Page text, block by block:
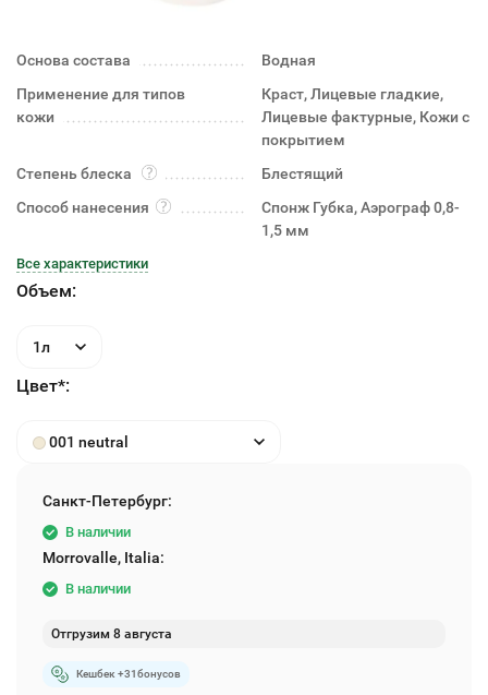
Основа состава
Водная
Применение для типов
кожи
Краст, Лицевые гладкие,
Лицевые фактурные, Кожи с
покрытием
Степень блеска
Блестящий
Способ нанесения
Спонж Губка, Аэрограф 0,8-
1,5 мм
Все характеристики
Объем:
1л
Цвет*:
001 neutral
Санкт-Петербург:
В наличии
Morrovalle, Italia:
В наличии
Отгрузим 8 августа
Кешбек +31бонусов